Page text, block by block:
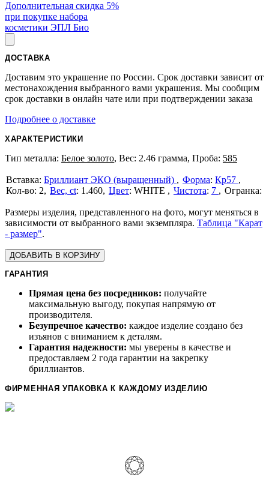
Дополнительная скидка 5%
при покупке набора
косметики ЭПЛ Био
ДОСТАВКА
Доставим это украшение по России. Срок доставки зависит от
местонахождения выбранного вами украшения. Мы сообщим
срок доставки в онлайн чате или при подтверждении заказа
Подробнее о доставке
ХАРАКТЕРИСТИКИ
Тип металла: Белое золото, Вес: 2.46 грамма, Проба: 585
Бриллиант ЭКО (выращенный) Форма: Кр57
2
Вес, ct: 1.460 Цвет: WHITE Чистота: 7
Размеры изделия, представленного на фото, могут меняться в
зависимости от выбранного вами экземпляра. Таблица "Карат
- размер".
ДОБАВИТЬ В КОРЗИНУ
ГАРАНТИЯ
Прямая цена без посредников: получайте
максимальную выгоду, покупая напрямую от
производителя.
Безупречное качество: каждое изделие создано без
изъянов с вниманием к деталям.
Гарантия надежности: мы уверены в качестве и
предоставляем 2 года гарантии на закрепку
бриллиантов.
ФИРМЕННАЯ УПАКОВКА К КАЖДОМУ ИЗДЕЛИЮ